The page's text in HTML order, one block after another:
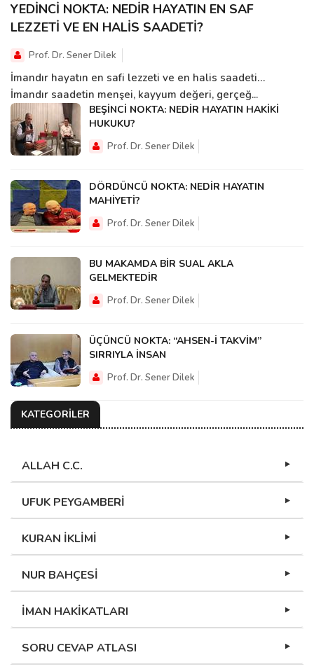
YEDİNCİ NOKTA: NEDİR HAYATIN EN SAF
LEZZETİ VE EN HALİS SAADETİ?
Prof. Dr. Sener Dilek
İmandır hayatın en safi lezzeti ve en halis saadeti…
İmandır saadetin menşei, kayyum değeri, gerçeğ...
BEŞİNCİ NOKTA: NEDİR HAYATIN HAKİKİ
HUKUKU?
Prof. Dr. Sener Dilek
DÖRDÜNCÜ NOKTA: NEDİR HAYATIN
MAHİYETİ?
Prof. Dr. Sener Dilek
BU MAKAMDA BİR SUAL AKLA
GELMEKTEDİR
Prof. Dr. Sener Dilek
ÜÇÜNCÜ NOKTA: “AHSEN-İ TAKVİM”
SIRRIYLA İNSAN
Prof. Dr. Sener Dilek
KATEGORİLER
ALLAH C.C.
UFUK PEYGAMBERİ
KURAN İKLİMİ
NUR BAHÇESİ
İMAN HAKİKATLARI
SORU CEVAP ATLASI